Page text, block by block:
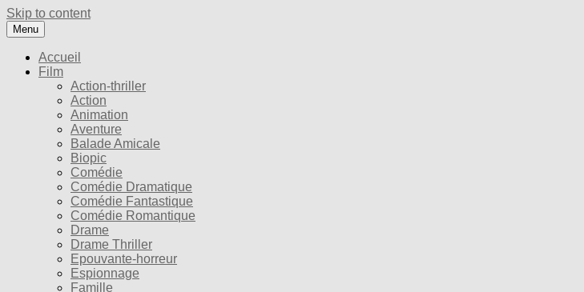
Skip to content
Menu
Accueil
Film
Action-thriller
Action
Animation
Aventure
Balade Amicale
Biopic
Comédie
Comédie Dramatique
Comédie Fantastique
Comédie Romantique
Drame
Drame Thriller
Epouvante-horreur
Espionnage
Famille